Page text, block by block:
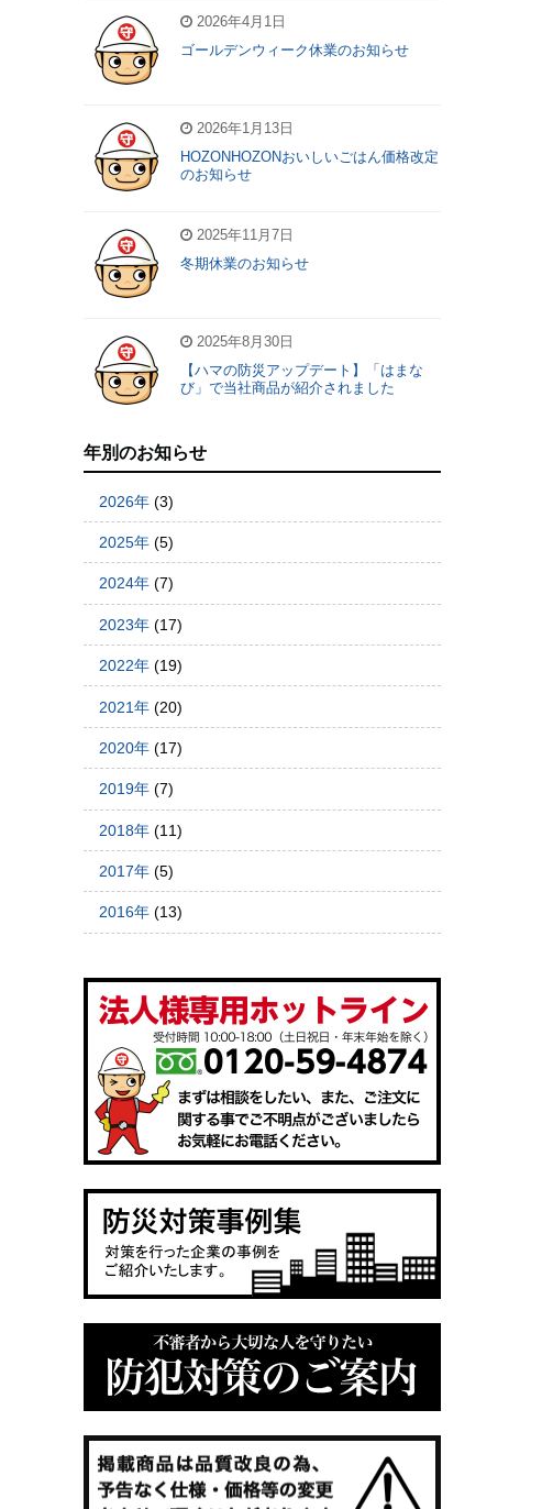
2026年4月1日
ゴールデンウィーク休業のお知らせ
2026年1月13日
HOZONHOZONおいしいごはん価格改定
のお知らせ
2025年11月7日
冬期休業のお知らせ
2025年8月30日
【ハマの防災アップデート】「はまな
び」で当社商品が紹介されました
年別のお知らせ
2026年 (3)
2025年 (5)
2024年 (7)
2023年 (17)
2022年 (19)
2021年 (20)
2020年 (17)
2019年 (7)
2018年 (11)
2017年 (5)
2016年 (13)